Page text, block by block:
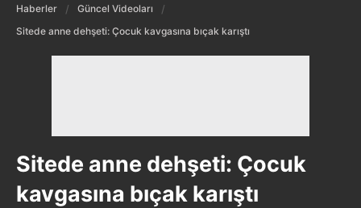
Haberler
Güncel Videoları
Sitede anne dehşeti: Çocuk kavgasına bıçak karıştı
Sitede anne dehşeti: Çocuk
kavgasına bıçak karıştı